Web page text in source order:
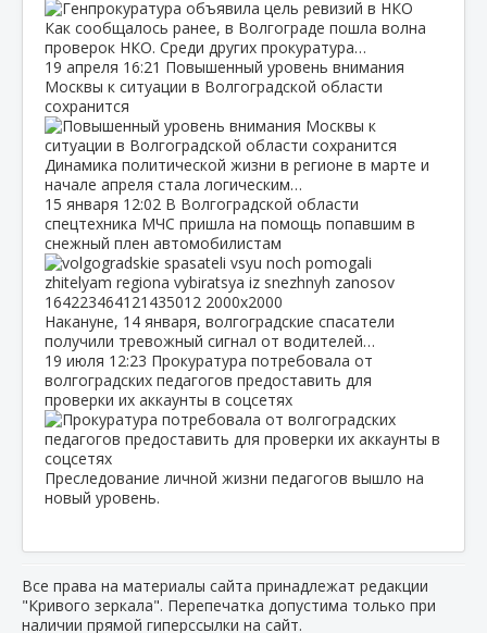
Как сообщалось ранее, в Волгограде пошла волна
проверок НКО. Среди других прокуратура…
19 апреля 16:21 Повышенный уровень внимания
Москвы к ситуации в Волгоградской области
сохранится
Динамика политической жизни в регионе в марте и
начале апреля стала логическим…
15 января 12:02 В Волгоградской области
спецтехника МЧС пришла на помощь попавшим в
снежный плен автомобилистам
Накануне, 14 января, волгоградские спасатели
получили тревожный сигнал от водителей…
19 июля 12:23 Прокуратура потребовала от
волгоградских педагогов предоставить для
проверки их аккаунты в соцсетях
Преследование личной жизни педагогов вышло на
новый уровень.
Все права на материалы сайта принадлежат редакции
"Кривого зеркала". Перепечатка допустима только при
наличии прямой гиперссылки на сайт.